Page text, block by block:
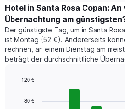
den
durchschnittlichen
Zimmerpreis
im
jeweiligen
Monat
an.
Diagramm
Hotel in Santa Rosa Copan:
Übernachtung am
Der günstigste Tag, um in Santa
ist Montag (52 €). Andererseits
rechnen, an einem Dienstag am
beträgt der durchschnittliche
chart
80 €
120 €